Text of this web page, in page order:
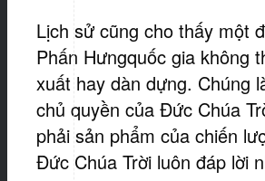
Lịch sử cũng cho thấy một
Phấn Hưngquốc gia không
xuất hay dàn dựng. Chúng
chủ quyền của Đức Chúa
phải sản phẩm của chiến
Đức Chúa Trời luôn đáp lời